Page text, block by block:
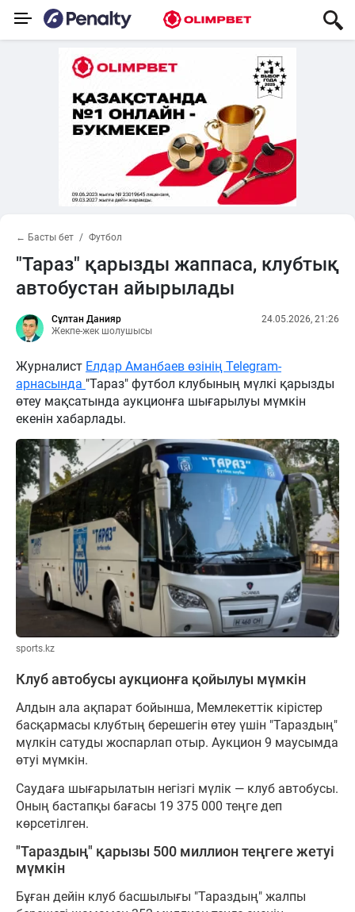
← Басты бет Футбол
"Тараз" қарызды жаппаса, клубтық
автобустан айырылады
Сұлтан Данияр
Жекпе-жек шолушысы
24.05.2026, 21:26
Журналист Елдар Аманбаев өзінің Telegram-
арнасында "Тараз" футбол клубының мүлкі қарызды
өтеу мақсатында аукционға шығарылуы мүмкін
екенін хабарлады.
sports.kz
Клуб автобусы аукционға қойылуы мүмкін
Алдын ала ақпарат бойынша, Мемлекеттік кірістер
басқармасы клубтың берешегін өтеу үшін "Тараздың"
мүлкін сатуды жоспарлап отыр. Аукцион 9 маусымда
өтуі мүмкін.
Саудаға шығарылатын негізгі мүлік — клуб автобусы.
Оның бастапқы бағасы 19 375 000 теңге деп
көрсетілген.
"Тараздың" қарызы 500 миллион теңгеге жетуі
мүмкін
Бұған дейін клуб басшылығы "Тараздың" жалпы